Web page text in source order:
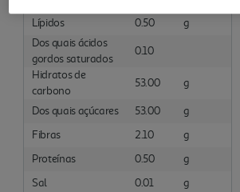
Lípidos
0.50
g
Dos quais ácidos
gordos saturados
0.10
Hidratos de
carbono
53.00 g
Dos quais açúcares 53.00
g
Fibras
2.10
g
Proteínas
0.50
g
Sal
0.01 g